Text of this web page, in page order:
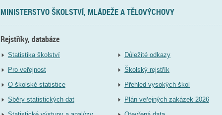
MINISTERSTVO ŠKOLSTVÍ, MLÁDEŽE A TĚLOVÝCHOVY
Rejstříky, databáze
Statistika školství
Pro veřejnost
O školské statistice
Sběry statistických dat
Důležité odkazy
Školský rejstřík
Přehled vysokých škol
Plán veřejných zakázek 2026